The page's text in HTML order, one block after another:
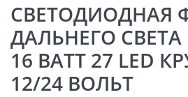
СВЕТОДИОДНАЯ
ДАЛЬНЕГО СВЕТА
16 ВАТТ 27 LED
12/24 ВОЛЬТ